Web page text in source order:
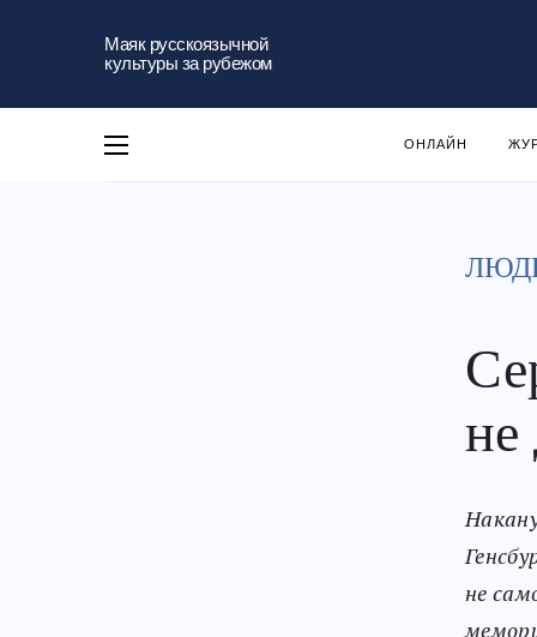
Маяк русскоязычной
культуры за рубежом
ОНЛАЙН
не
не